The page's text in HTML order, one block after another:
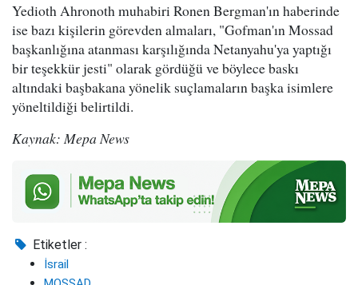
Yedioth Ahronoth muhabiri Ronen Bergman'ın haberinde
ise bazı kişilerin görevden almaları, "Gofman'ın Mossad
başkanlığına atanması karşılığında Netanyahu'ya yaptığı
bir teşekkür jesti" olarak gördüğü ve böylece baskı
altındaki başbakana yönelik suçlamaların başka isimlere
yöneltildiği belirtildi.
Kaynak: Mepa News
Etiketler :
İsrail